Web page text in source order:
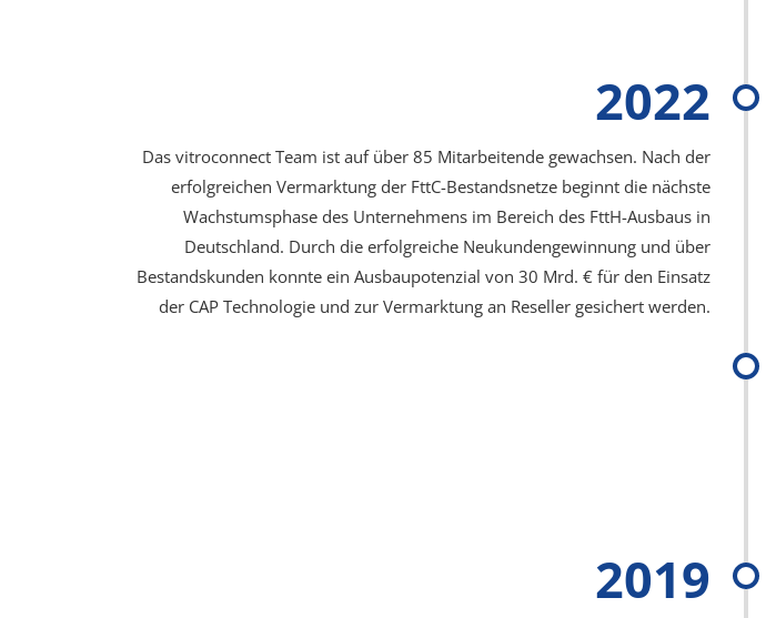
2022
Das vitroconnect Team ist auf über 85 Mitarbeitende gewachsen. Nach der
erfolgreichen Vermarktung der FttC-Bestandsnetze beginnt die nächste
Wachstumsphase des Unternehmens im Bereich des FttH-Ausbaus in
Deutschland. Durch die erfolgreiche Neukundengewinnung und über
Bestandskunden konnte ein Ausbaupotenzial von 30 Mrd. € für den Einsatz
der CAP Technologie und zur Vermarktung an Reseller gesichert werden.
2019